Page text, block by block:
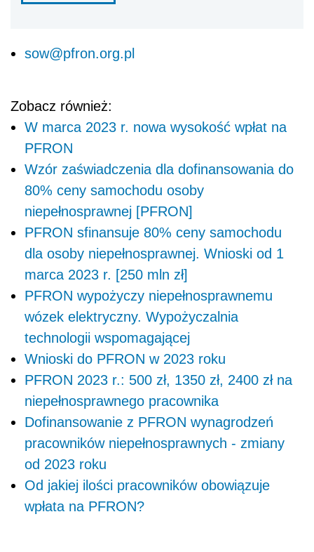
sow@pfron.org.pl
Zobacz również:
W marca 2023 r. nowa wysokość wpłat na
PFRON
Wzór zaświadczenia dla dofinansowania do
80% ceny samochodu osoby
niepełnosprawnej [PFRON]
PFRON sfinansuje 80% ceny samochodu
dla osoby niepełnosprawnej. Wnioski od 1
marca 2023 r. [250 mln zł]
PFRON wypożyczy niepełnosprawnemu
wózek elektryczny. Wypożyczalnia
technologii wspomagającej
Wnioski do PFRON w 2023 roku
PFRON 2023 r.: 500 zł, 1350 zł, 2400 zł na
niepełnosprawnego pracownika
Dofinansowanie z PFRON wynagrodzeń
pracowników niepełnosprawnych - zmiany
od 2023 roku
Od jakiej ilości pracowników obowiązuje
wpłata na PFRON?